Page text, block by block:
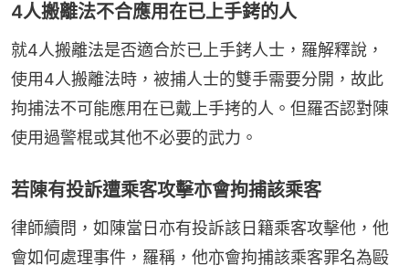
4人搬離法不合應用在已上手銬的人
就4人搬離法是否適合於已上手銬人士，羅解釋說，
使用4人搬離法時，被捕人士的雙手需要分開，故此
拘捕法不可能應用在已戴上手拷的人。但羅否認對陳
使用過警棍或其他不必要的武力。
若陳有投訴遭乘客攻擊亦會拘捕該乘客
律師續問，如陳當日亦有投訴該日籍乘客攻擊他，他
會如何處理事件，羅稱，他亦會拘捕該乘客罪名為毆